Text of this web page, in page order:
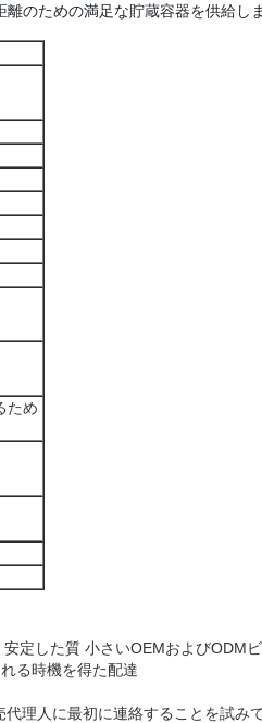
のための満足な貯蔵容器を供給し
ため
安定した質 小さいOEMおよびODM
る時機を得た配達
代理人に最初に連絡することを試